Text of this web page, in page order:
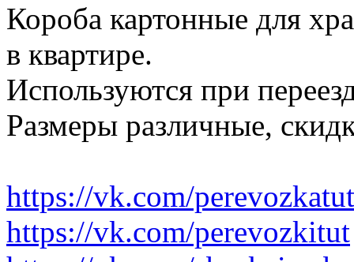
Короба картонные для
в квартире.
Используются при
Размеры различные,
https://vk.com/perevozkatut
https://vk.com/perevozkitut